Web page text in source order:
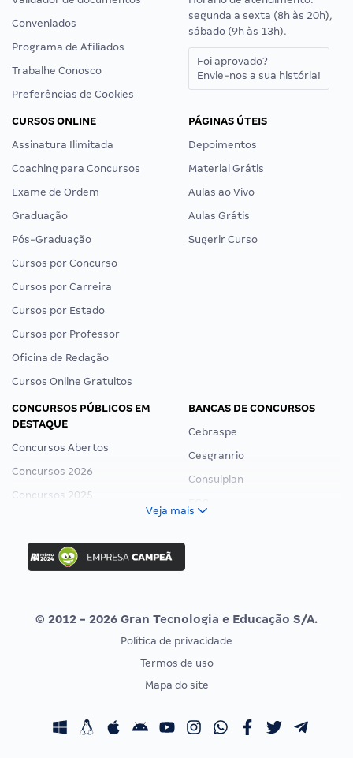
Conveniados
Programa de Afiliados
Trabalhe Conosco
Preferências de Cookies
segunda a sexta (8h às 20h),
sábado (9h às 13h).
Foi aprovado?
Envie-nos a sua história!
CURSOS ONLINE
Assinatura Ilimitada
Coaching para Concursos
Exame de Ordem
Graduação
Pós-Graduação
Cursos por Concurso
Cursos por Carreira
Cursos por Estado
Cursos por Professor
Oficina de Redação
Cursos Online Gratuitos
PÁGINAS ÚTEIS
Depoimentos
Material Grátis
Aulas ao Vivo
Aulas Grátis
Sugerir Curso
CONCURSOS PÚBLICOS EM
DESTAQUE
Concursos Abertos
Concursos 2026
Concursos 2025
Concurso Ibama
Concurso MPU
Editais publicados
BANCAS DE CONCURSOS
Cebraspe
Cesgranrio
Consulplan
Vunesp
CONCURSOS POR PROFISSÃO
Concursos Fiscais
EXAME DE ORDEM
Calendário OAB
Veja mais
© 2012 - 2026 Gran Tecnologia e Educação S/A.
Política de privacidade
Termos de uso
Mapa do site